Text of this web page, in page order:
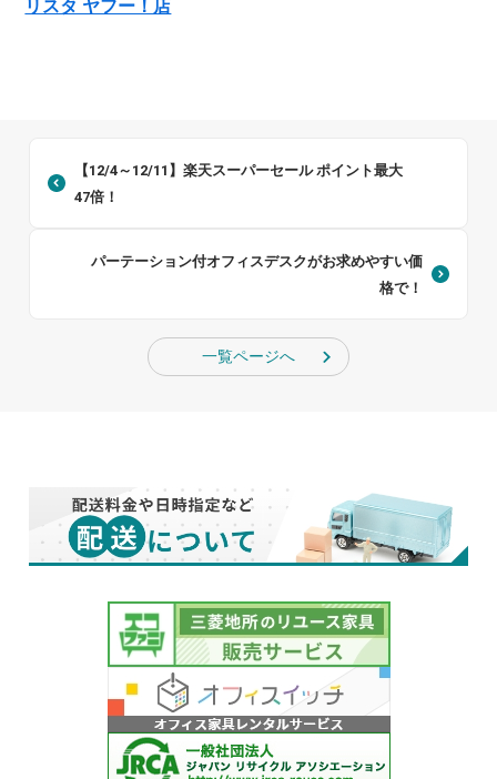
リスタ ヤフー！店
【12/4～12/11】楽天スーパーセール ポイント最大
47倍！
パーテーション付オフィスデスクがお求めやすい価
格で！
一覧ページへ